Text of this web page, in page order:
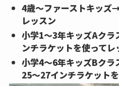
4歳〜ファーストキッズ
レッスン
小学1〜3年キッズAク
ンチラケットを使ってレ
小学4〜6年キッズBク
25〜27インチラケット